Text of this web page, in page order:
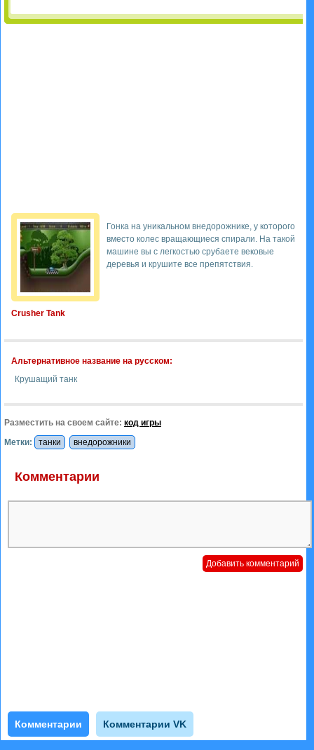
Crusher Tank
Гонка на уникальном внедорожнике, у которого
вместо колес вращающиеся спирали. На такой
машине вы с легкостью срубаете вековые
деревья и крушите все препятствия.
Альтернативное название на русском:
Крушащий танк
Разместить на своем сайте: код игры
Метки:
танки внедорожники
Комментарии
Комментарии Комментарии VK